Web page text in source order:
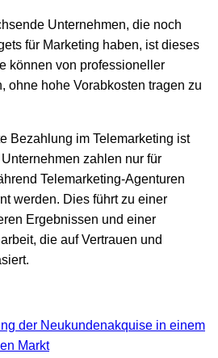
Unternehmen, die noch
für Marketing haben, ist dieses
können von professioneller
ohne hohe Vorabkosten tragen zu
Bezahlung im Telemarketing ist
zahlen nur für
Telemarketing-Agenturen
werden. Dies führt zu einer
Ergebnissen und einer
die auf Vertrauen und
der Neukundenakquise in einem
Markt